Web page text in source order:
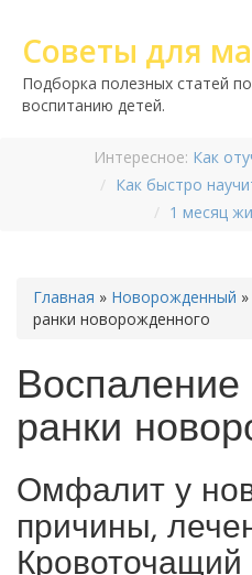
Советы для
Подборка полезных статей
воспитанию детей.
Интересное: Как
Как быстро
1 месяц
Главная » Новорожденный »
ранки новорожденного
Воспаление
ранки
Омфалит у
причины,
Кровоточащий